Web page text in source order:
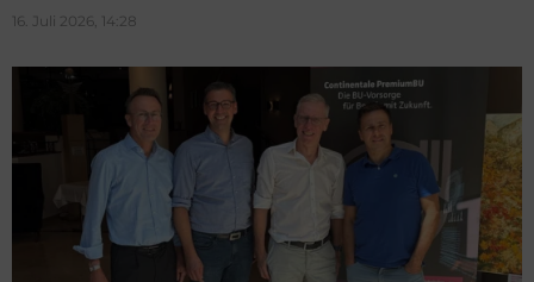
16. Juli 2026, 14:28